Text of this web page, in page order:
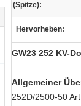
(Spitze):
Hervorheben:
GW23 252 KV-
Allgemeiner
252D/2500-50